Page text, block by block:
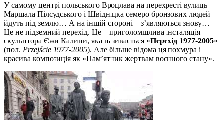
У самому центрі польського Вроцлава на перехресті вулиць
Маршала Пілсудського і Швідніцка семеро бронзових людей
йдуть під землю… А на іншій стороні – з’являються знову…
Це не підземний перехід. Це – приголомшлива інсталяція
скульптора Єжи Калини, яка називається «Перехід 1977-2005»
(пол. Przejście 1977-2005). Але більше відома ця похмура і
красива композиція як «Пам’ятник жертвам воєнного стану».